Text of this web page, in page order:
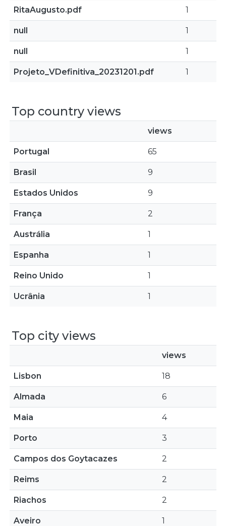
RitaAugusto.pdf 1
null 1
null 1
Projeto_VDefinitiva_20231201.pdf 1
Top country views
views
Portugal 65
Brasil 9
Estados Unidos 9
França 2
Austrália 1
Espanha 1
Reino Unido 1
Ucrânia 1
Top city views
views
Lisbon 18
Almada 6
Maia 4
Porto 3
Campos dos Goytacazes 2
Reims 2
Riachos 2
Aveiro 1